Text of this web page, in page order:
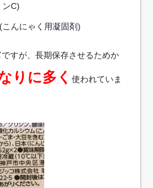
ンC)
んにゃく用凝固剤)
すが、長期保存させるためか
りに多く 使われていま